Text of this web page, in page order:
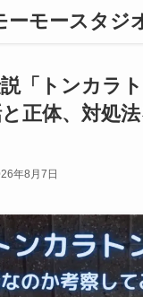
ーモースタジ
「トンカラ
正体、対処
年8月7日